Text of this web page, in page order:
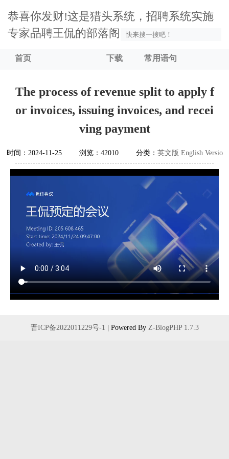
恭喜你发财!这是猎头系统，招聘系统实施
专家品聘王侃的部落阁
首页 下载 常用语句
The process of revenue split to apply f
or invoices, issuing invoices, and recei
ving payment
时间：2024-11-25 浏览：42010 分类： 英文版 English Versio
n
晋ICP备2022011229号-1 | Powered By Z-BlogPHP 1.7.3